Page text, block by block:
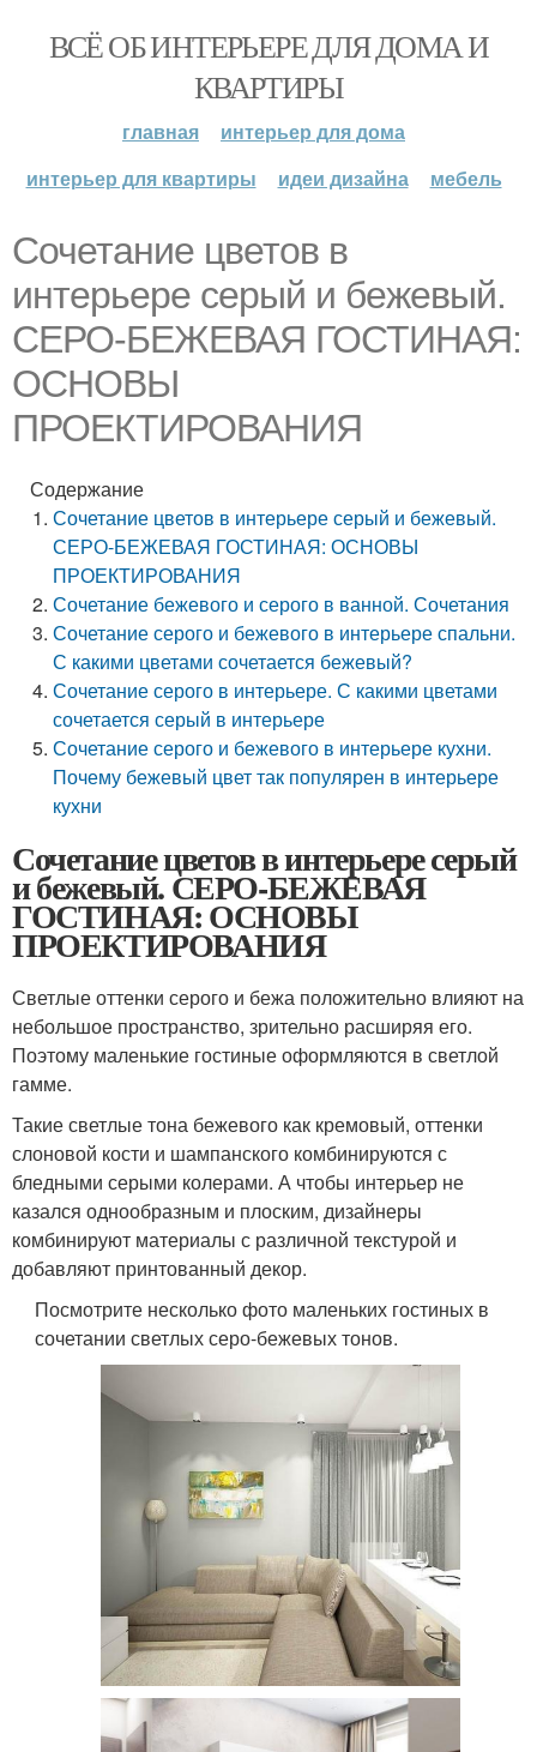
ВСЁ ОБ ИНТЕРЬЕРЕ ДЛЯ ДОМА И
КВАРТИРЫ
главная
интерьер для дома
интерьер для квартиры
идеи дизайна мебель
Сочетание цветов в
интерьере серый и бежевый.
СЕРО-БЕЖЕВАЯ ГОСТИНАЯ:
ОСНОВЫ
ПРОЕКТИРОВАНИЯ
Содержание
Сочетание цветов в интерьере серый и бежевый.
СЕРО-БЕЖЕВАЯ ГОСТИНАЯ: ОСНОВЫ
ПРОЕКТИРОВАНИЯ
Сочетание бежевого и серого в ванной. Сочетания
Сочетание серого и бежевого в интерьере спальни.
С какими цветами сочетается бежевый?
Сочетание серого в интерьере. С какими цветами
сочетается серый в интерьере
Сочетание серого и бежевого в интерьере кухни.
Почему бежевый цвет так популярен в интерьере
кухни
Сочетание цветов в интерьере серый
и бежевый. СЕРО-БЕЖЕВАЯ
ГОСТИНАЯ: ОСНОВЫ
ПРОЕКТИРОВАНИЯ
Светлые оттенки серого и бежа положительно влияют на
небольшое пространство, зрительно расширяя его.
Поэтому маленькие гостиные оформляются в светлой
гамме.
Такие светлые тона бежевого как кремовый, оттенки
слоновой кости и шампанского комбинируются с
бледными серыми колерами. А чтобы интерьер не
казался однообразным и плоским, дизайнеры
комбинируют материалы с различной текстурой и
добавляют принтованный декор.
Посмотрите несколько фото маленьких гостиных в
сочетании светлых серо-бежевых тонов.